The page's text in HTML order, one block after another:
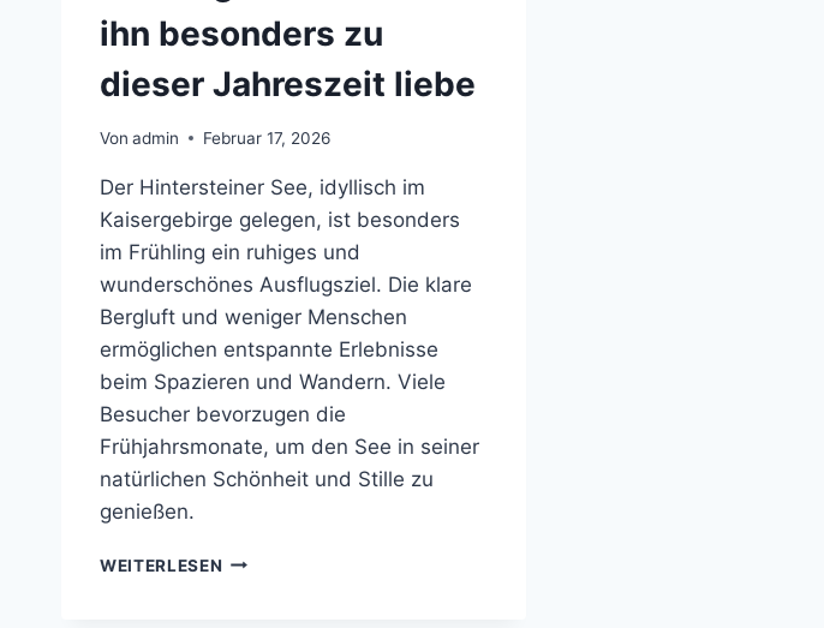
ihn besonders zu
dieser Jahreszeit liebe
Von admin Februar 17, 2026
Der Hintersteiner See, idyllisch im
Kaisergebirge gelegen, ist besonders
im Frühling ein ruhiges und
wunderschönes Ausflugsziel. Die klare
Bergluft und weniger Menschen
ermöglichen entspannte Erlebnisse
beim Spazieren und Wandern. Viele
Besucher bevorzugen die
Frühjahrsmonate, um den See in seiner
natürlichen Schönheit und Stille zu
genießen.
WEITERLESEN HINTERSTEINER